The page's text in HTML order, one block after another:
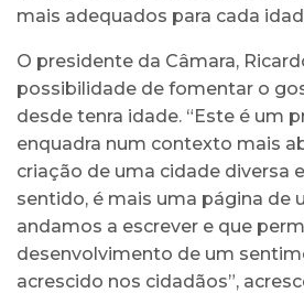
mais adequados para cada
O presidente da Câmara,
possibilidade de fomentar o
desde tenra idade. “Este é um
enquadra num contexto mais
criação de uma cidade diversa
sentido, é mais uma página de
andamos a escrever e que
desenvolvimento de um
acrescido nos cidadãos”,